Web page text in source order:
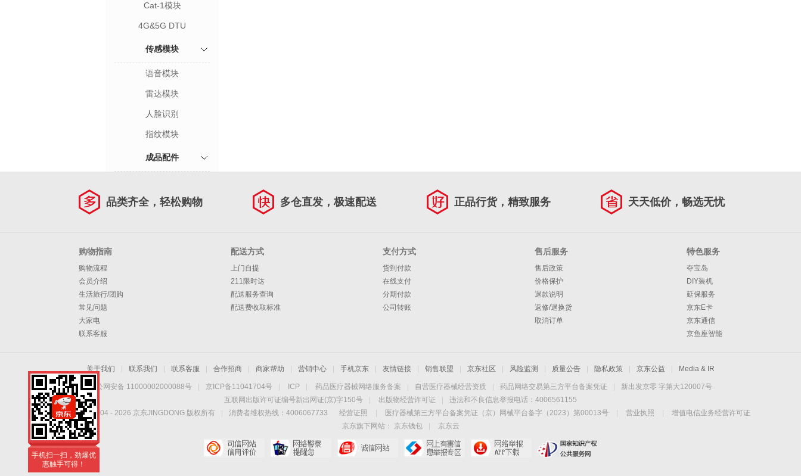
Cat-1模块
4G&5G DTU
传感模块
语音模块
雷达模块
人脸识别
指纹模块
成品配件
品类齐全，轻松购物 多仓直发，极速配送 正品行货，精致服务 天天低价，畅选无忧
购物指南
购物流程
会员介绍
生活旅行/团购
常见问题
大家电
联系客服
配送方式
上门自提
211限时达
配送服务查询
配送费收取标准
支付方式
货到付款
在线支付
分期付款
公司转账
售后服务
售后政策
价格保护
退款说明
返修/退换货
取消订单
特色服务
夺宝岛
DIY装机
延保服务
京东E卡
京东通信
京鱼座智能
关于我们 联系我们 联系客服 合作招商 商家帮助 营销中心 手机京东 友情链接 销售联盟 京东社区 风险监测 质量公告 隐私政策 京东公益 Media & IR
京公网安备 11000002000088号 京ICP备11041704号 ICP 药品医疗器械网络服务备案 自营医疗器械经营资质 药品网络交易第三方平台备案凭证
新出发京零 字第大120007号
互联网出版许可证编号新出网证(京)字150号
出版物经营许可证
违法和不良信息举报电话：4006561155
Copyright © 2004 - 2026 京东JINGDONG 版权所有 消费者维权热线：4006067733 经营证照 医疗器械第三方平台备案凭证（京）网械平台备字（2023）第00013号 营业执照
增值电信业务经营许可证
京东旗下网站：
京东钱包
京东云
手机扫一扫，劲爆优
惠触手可得！
手机扫一扫，劲爆优
惠触手可得！